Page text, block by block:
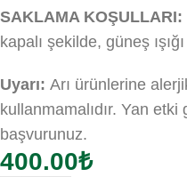
SAKLAMA KOŞULLARI:
kapalı şekilde, güneş
Uyarı: Arı ürünlerine
kullanmamalıdır. Yan
başvurunuz.
400.00₺